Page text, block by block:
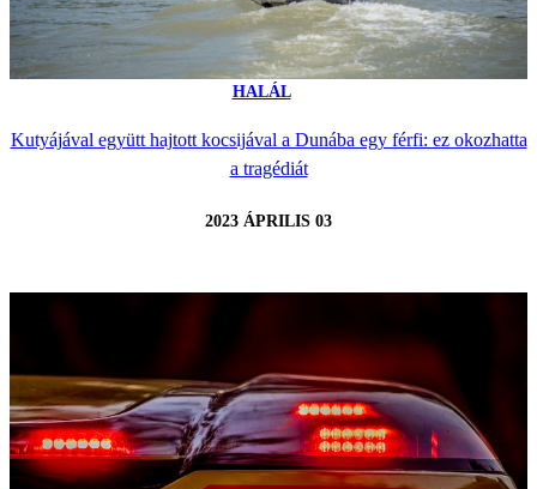
HALÁL
Kutyájával együtt hajtott kocsijával a Dunába egy férfi: ez okozhatta
a tragédiát
2023 ÁPRILIS 03